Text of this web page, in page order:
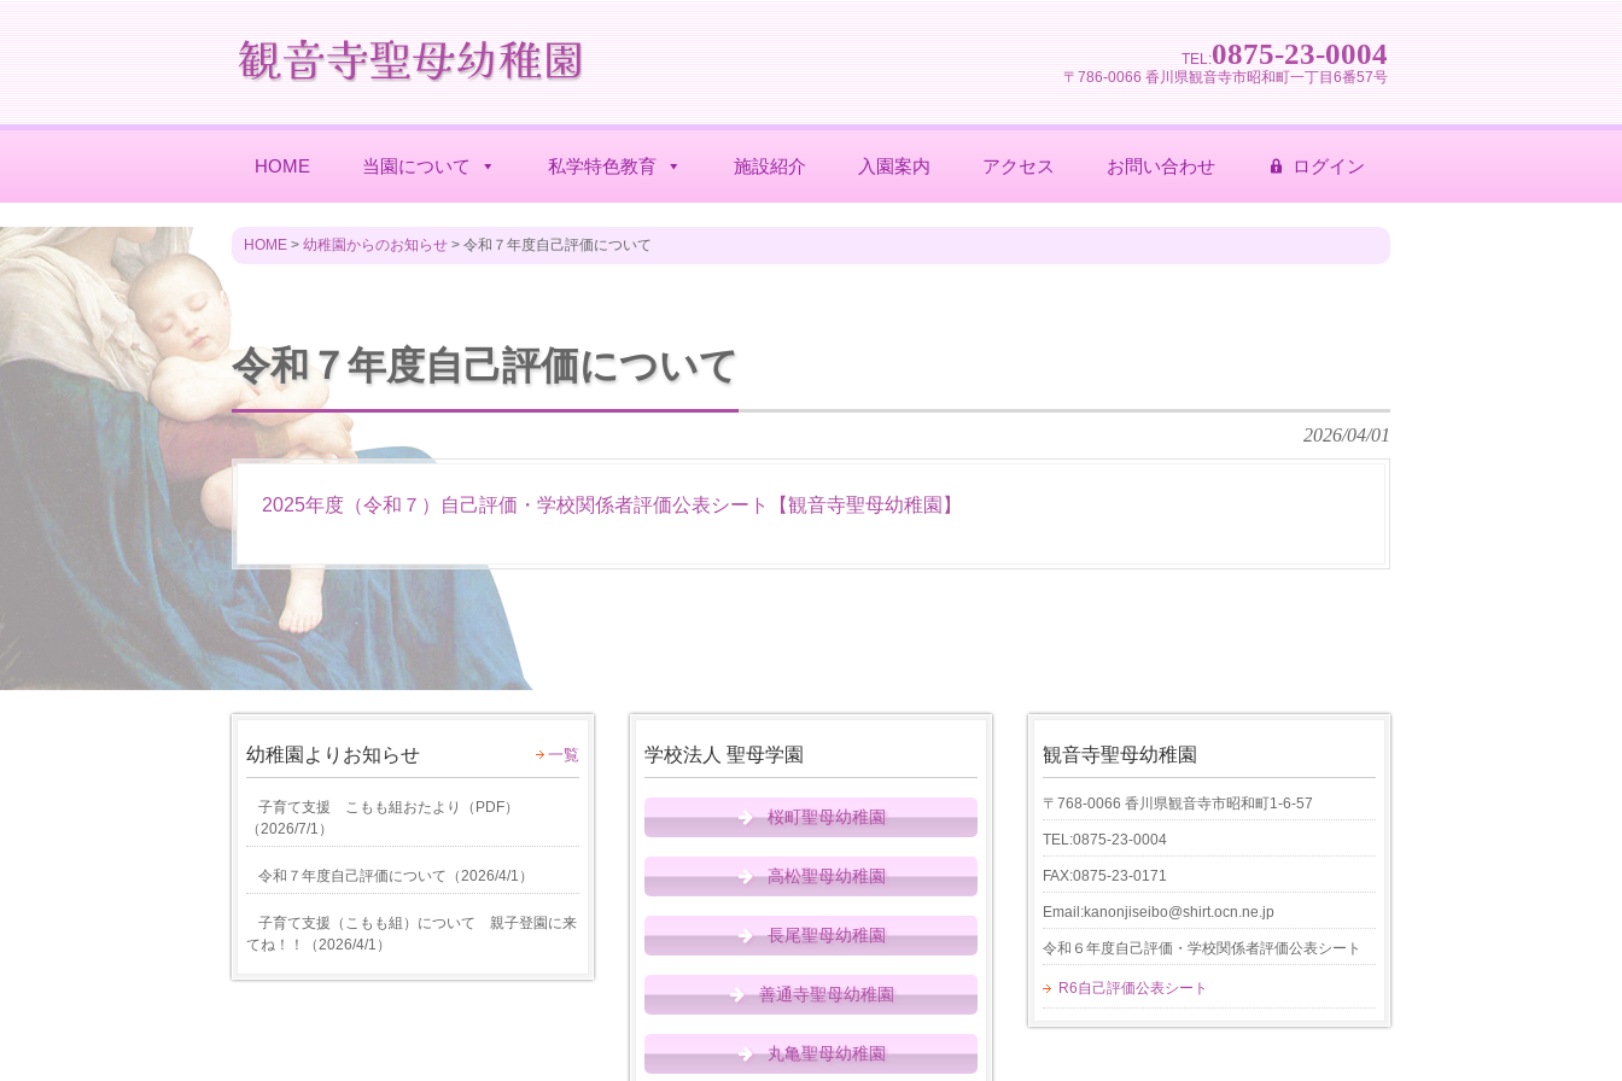
TEL:0875-23-0004
〒786-0066 香川県観音寺市昭和町一丁目6番57号
HOME 当園について 私学特色教育 施設紹介 入園案内 アクセス お問い合わせ ログイン
HOME > 幼稚園からのお知らせ > 令和７年度自己評価について
令和７年度自己評価について
2026/04/01
2025年度（令和７）自己評価・学校関係者評価公表シート【観音寺聖母幼稚園】
幼稚園よりお知らせ 一覧
子育て支援 こもも組おたより（PDF）
（2026/7/1 ）
令和７年度自己評価について （2026/4/1 ）
子育て支援（こもも組）について 親子登園に来
てね！！
（2026/4/1 ）
学校法人 聖母学園
桜町聖母幼稚園
高松聖母幼稚園
長尾聖母幼稚園
善通寺聖母幼稚園
丸亀聖母幼稚園
観音寺聖母幼稚園
〒768-0066 香川県観音寺市昭和町1-6-57
TEL:0875-23-0004
FAX:0875-23-0171
Email:kanonjiseibo@shirt.ocn.ne.jp
令和６年度自己評価・学校関係者評価公表シート
R6自己評価公表シート